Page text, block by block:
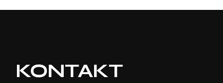
KONTAKT